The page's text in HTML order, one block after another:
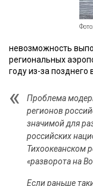
невозможность
региональных
году из-за позднего
Проблема
регионов
значимой для
российских
Тихоокеанском
«разворота на
Если раньше